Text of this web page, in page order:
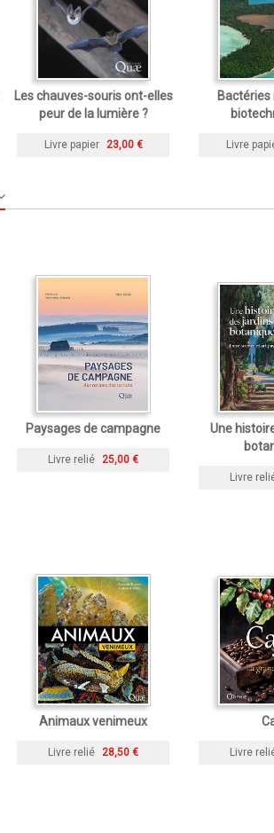
Les chauves-souris ont-elles
peur de la lumière ?
Livre papier 23,00 €
Bactéries
Livre
Paysages de campagne
Livre relié 25,00 €
Une
Livre
Animaux venimeux
Livre relié 28,50 € Livre